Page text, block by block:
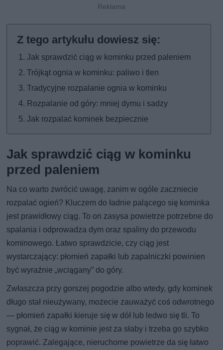
Jak sprawdzić ciąg w kominku przed paleniem
Trójkąt ognia w kominku: paliwo i tlen
Tradycyjne rozpalanie ognia w kominku
Rozpalanie od góry: mniej dymu i sadzy
Jak rozpalać kominek bezpiecznie
Jak sprawdzić ciąg w kominku
przed paleniem
Na co warto zwrócić uwagę, zanim w ogóle zaczniecie
rozpalać ogień? Kluczem do ładnie palącego się kominka
jest prawidłowy ciąg. To on zasysa powietrze potrzebne do
spalania i odprowadza dym oraz spaliny do przewodu
kominowego. Łatwo sprawdzicie, czy ciąg jest
wystarczający: płomień zapałki lub zapalniczki powinien
być wyraźnie „wciągany” do góry.
Zwłaszcza przy gorszej pogodzie albo wtedy, gdy kominek
długo stał nieużywany, możecie zauważyć coś odwrotnego
— płomień zapałki kieruje się w dół lub ledwo się tli. To
sygnał, że ciąg w kominie jest za słaby i trzeba go szybko
poprawić. Zalegające, nieruchome powietrze da się łatwo